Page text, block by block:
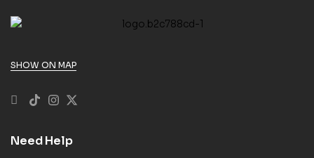
SHOW ON MAP
Need Help